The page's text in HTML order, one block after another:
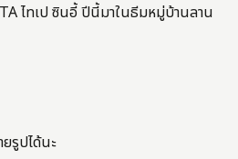
ไทเป ซินอี้ ปีนี้มาในธีมหมู่บ้านลาน
รูปได้นะ